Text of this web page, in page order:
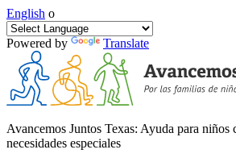
English o
Powered by Translate
Avancemos Juntos Texas: Ayuda para niños
necesidades especiales